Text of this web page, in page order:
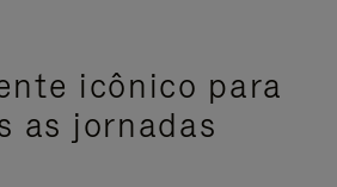
icônico para
as jornadas